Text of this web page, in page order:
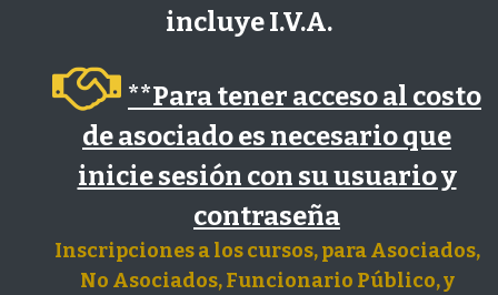
incluye I.V.A.
**Para tener acceso al costo
de asociado es necesario que
inicie sesión con su usuario y
contraseña
Inscripciones a los cursos, para Asociados,
No Asociados, Funcionario Público, y